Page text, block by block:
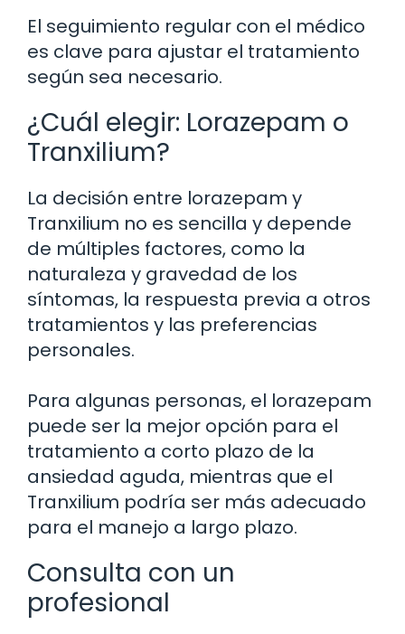
El seguimiento regular con el médico
es clave para ajustar el tratamiento
según sea necesario.
¿Cuál elegir: Lorazepam o
Tranxilium?
La decisión entre lorazepam y
Tranxilium no es sencilla y depende
de múltiples factores, como la
naturaleza y gravedad de los
síntomas, la respuesta previa a otros
tratamientos y las preferencias
personales.
Para algunas personas, el lorazepam
puede ser la mejor opción para el
tratamiento a corto plazo de la
ansiedad aguda, mientras que el
Tranxilium podría ser más adecuado
para el manejo a largo plazo.
Consulta con un
profesional